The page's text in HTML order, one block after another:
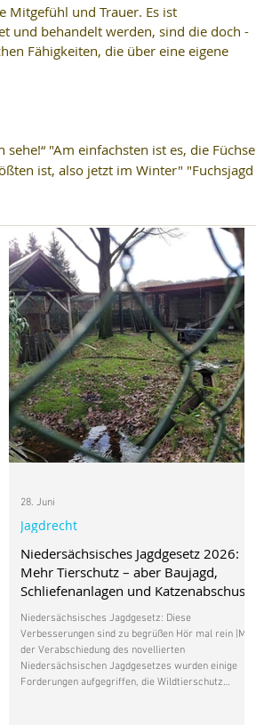
Mitgefühl und Trauer. Es ist
und behandelt werden, sind die doch -
Fähigkeiten, die über eine eigene
sehe!“ "Am einfachsten ist es, die Füchse
ist, also jetzt im Winter" "Fuchsjagd
Niedersächsisches Jagdgesetz 2026:
Mehr Tierschutz – aber Baujagd,
Schliefenanlagen und Katzenabschuss
bleiben
Niedersächsisches Jagdgesetz: Diese
Verbesserungen sind zu begrüßen Hör mal rein |Mit
der Verabschiedung des novellierten
Niedersächsischen Jagdgesetzes wurden einige
Forderungen aufgegriffen, die Wildtierschutz
Jagdrecht
28. Juni